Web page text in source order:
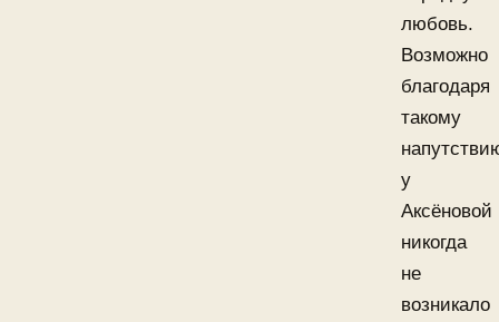
любовь.
Возможно
благодаря
такому
у
Аксёновой
никогда
не
возникало